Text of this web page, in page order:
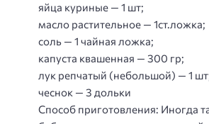
яйца куриные — 1 шт;
масло растительное — 1ст.ложка;
соль — 1 чайная ложка;
капуста квашенная — 300 гр;
лук репчатый (небольшой) — 1
чеснок — 3 дольки
Способ приготовления: Иногда